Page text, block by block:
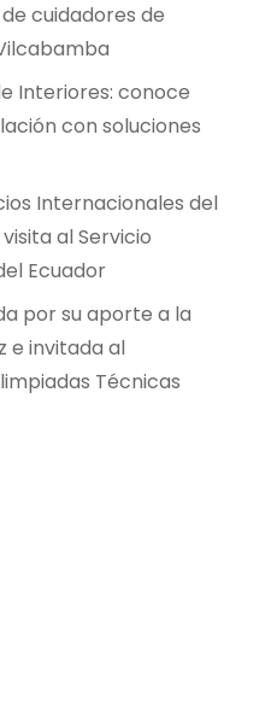
cuidadores de
Interiores: conoce
con soluciones
Internacionales del
al Servicio
Ecuador
por su aporte a la
e invitada al
Técnicas